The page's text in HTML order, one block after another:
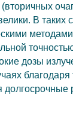
В таких
дозы